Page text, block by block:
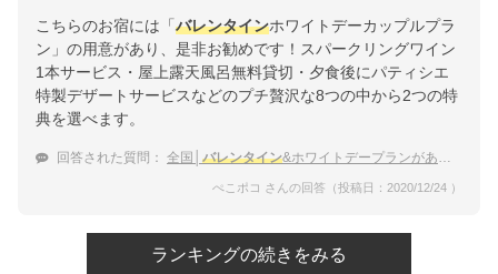
こちらのお宿には「 バレンタインホワイトデーカップルプラ
ン」の用意があり、是非お勧めです！スパークリングワイン
1本サービス・屋上露天風呂無料貸切・夕食後にパティシエ
特製デザートサービスなどのプチ贅沢な8つの中から2つの特
典を選べます。
回答された質問： 全国│ バレンタイン&ホワイトデープランがある温泉宿でプチ贅沢したい
ぺこポコ さんの回答（投稿日：2020/12/24 ）
ランキングの続きをみる